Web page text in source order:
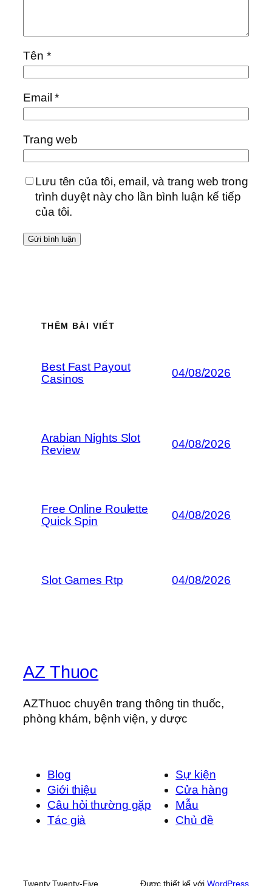
Tên *
Email*
Trang web
Lưu tên của tôi, email, và trang web trong
trình duyệt này cho lần bình luận kế tiếp
của tôi.
THÊM BÀI VIẾT
Best Fast Payout
Casinos
04/08/2026
Arabian Nights Slot
Review
04/08/2026
Free Online Roulette
Quick Spin
04/08/2026
Slot Games Rtp 04/08/2026
AZ Thuoc
AZThuoc chuyên trang thông tin thuốc,
phòng khám, bệnh viện, y dược
Blog
Giới thiệu
Câu hỏi thường gặp
Tác giả
Sự kiện
Cửa hàng
Mẫu
Chủ đề
Twenty Twenty-Five Được thiết kế với WordPress